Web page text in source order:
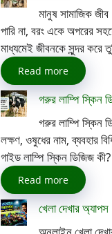
মানুষ সামাজিক
পারি না, বরং একে অপরের
মাধ্যমেই জীবনকে সুন্দর করে
Read more
গরুর লাম্পি স্কিন
গরুর লাম্পি স্কিন
লক্ষণ, ওষুধের নাম, ব্যবহার
গাইড লাম্পি স্কিন ডিজিজ
Read more
খেলা দেখার অ্যাপস